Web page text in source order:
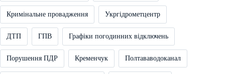
Кримінальне провадження Укргідрометцентр
ДТП ГПВ Графіки погодинних відключень
Порушення ПДР Кременчук Полтававодоканал